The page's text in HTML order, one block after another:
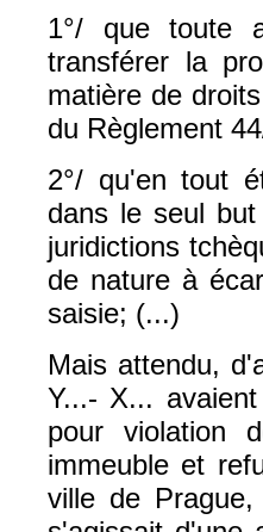
1°/ que toute
transférer la
matière de
du Règlement
2°/ qu'en tout
dans le seul
juridictions
de nature à
saisie; (...)
Mais attendu,
Y...- X...
pour violation
immeuble et
ville de